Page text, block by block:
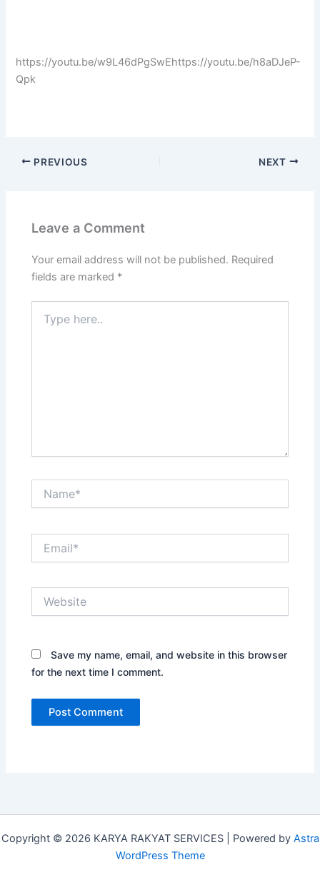
https://youtu.be/w9L46dPgSwEhttps://youtu.be/h8aDJeP-
Qpk
PREVIOUS NEXT
Leave a Comment
Your email address will not be published. Required
fields are marked *
here..
Save my name, email, and website in this browser
for the next time I comment.
Copyright © 2026 KARYA RAKYAT SERVICES | Powered by Astra
WordPress Theme